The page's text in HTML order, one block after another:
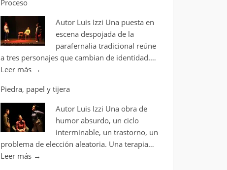
Proceso
Autor Luis Izzi Una puesta en
escena despojada de la
parafernalia tradicional reúne
a tres personajes que cambian de identidad.…
Leer más →
Piedra, papel y tijera
Autor Luis Izzi Una obra de
humor absurdo, un ciclo
interminable, un trastorno, un
problema de elección aleatoria. Una terapia…
Leer más →